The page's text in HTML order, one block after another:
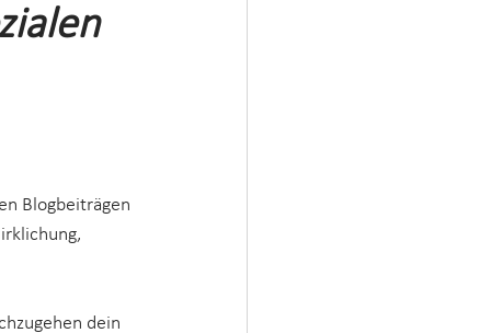
Blogbeiträgen
dein